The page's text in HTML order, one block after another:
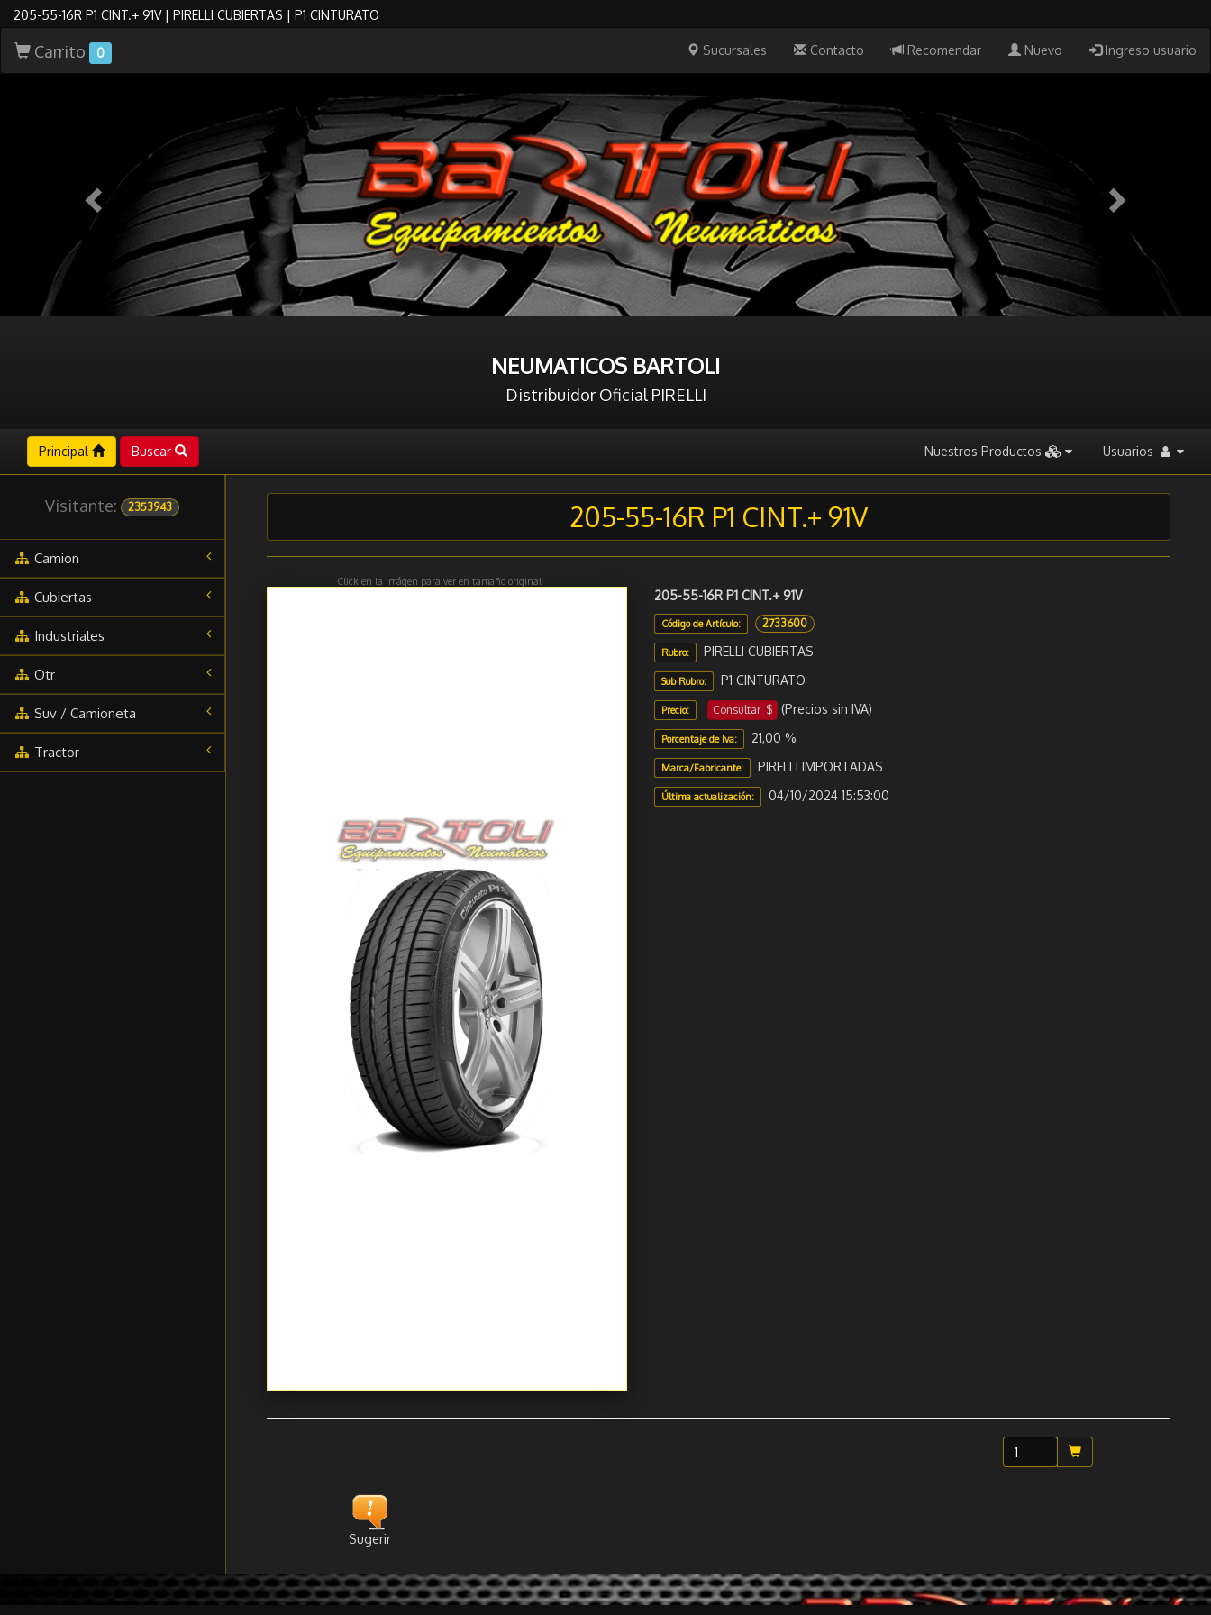
205-55-16R P1 CINT.+ 91V | PIRELLI CUBIERTAS | P1 CINTURATO
Carrito 0 Sucursales Contacto Recomendar Nuevo Ingreso usuario
NEUMATICOS BARTOLI
Distribuidor Oficial PIRELLI
Principal Buscar Nuestros Productos Usuarios
Visitante: 2353943
Camion
Cubiertas
Industriales
Otr
Suv / Camioneta
Tractor
205-55-16R P1 CINT.+ 91V
Click en la imágen para ver en tamaño original
205-55-16R P1 CINT.+ 91V
Código de Artículo: 2733600
Rubro: PIRELLI CUBIERTAS
Sub Rubro: P1 CINTURATO
Precio: Consultar $ (Precios sin IVA)
Porcentaje de Iva: 21,00 %
Marca/Fabricante: PIRELLI IMPORTADAS
Última actualización: 04/10/2024 15:53:00
Sugerir